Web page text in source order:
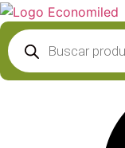
Búsqueda
de
productos